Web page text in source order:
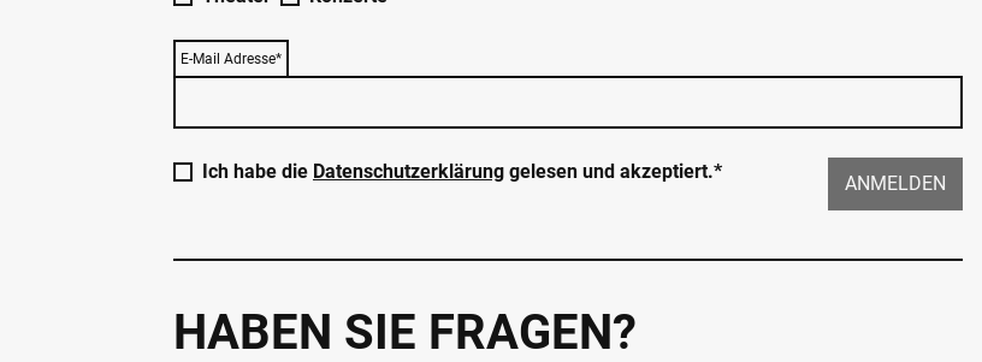
E-Mail Adresse*
Ich habe die Datenschutzerklärunggelesen und akzeptiert.*
ANMELDEN
HABEN SIE FRAGEN?